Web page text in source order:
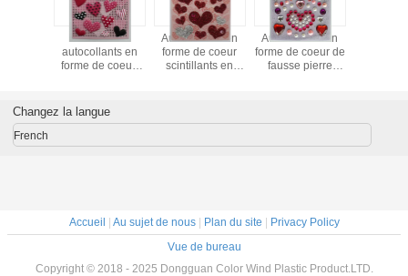
pour
de
Petits 3D
autocollants en
forme de coeur,
d'EVA d'ANIMAL
FAMILIER de PVC
enveloppes
Autocollants en
forme de coeur
scintillants en
de scintillement
Autocollants en
forme de coeur de
fausse pierre
coeur d'amour
soie non
Changez la langue
French
Accueil | Au sujet de nous| Plan du site | Privacy Policy
Vue de bureau
Copyright © 2018 - 2025 Dongguan Color Wind Plastic Product.LTD.